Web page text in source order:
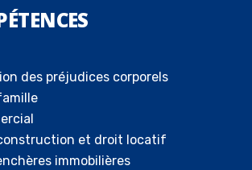
des préjudices corporels
et droit locatif
immobilières